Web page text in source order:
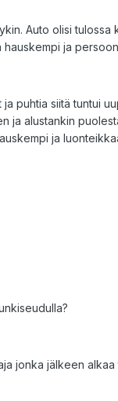
Auto olisi
ja
puhtia siitä tuntui
alustankin
ja
jonka jälkeen